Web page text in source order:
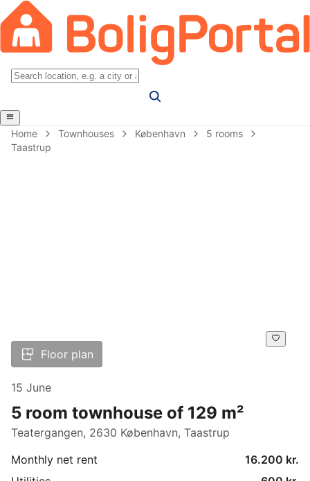
Home Townhouses København
5 rooms
Taastrup
Floor plan
15 June
5 room townhouse of 129 m²
Teatergangen, 2630 København, Taastrup
Monthly net rent
16.200 kr.